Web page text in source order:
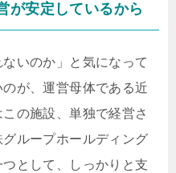
が安定しているから
いのか」と気になって
が、運営母体である近
の施設、単独で経営さ
ループホールディング
として、しっかりと支